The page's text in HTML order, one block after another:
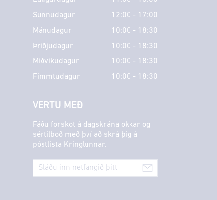
Sunnudagur
12:00 - 17:00
Mánudagur
10:00 - 18:30
Þriðjudagur
10:00 - 18:30
Miðvikudagur
10:00 - 18:30
Fimmtudagur
10:00 - 18:30
VERTU MEÐ
Fáðu forskot á dagskrána okkar og
sértilboð með því að skrá þig á
póstlista Kringlunnar.